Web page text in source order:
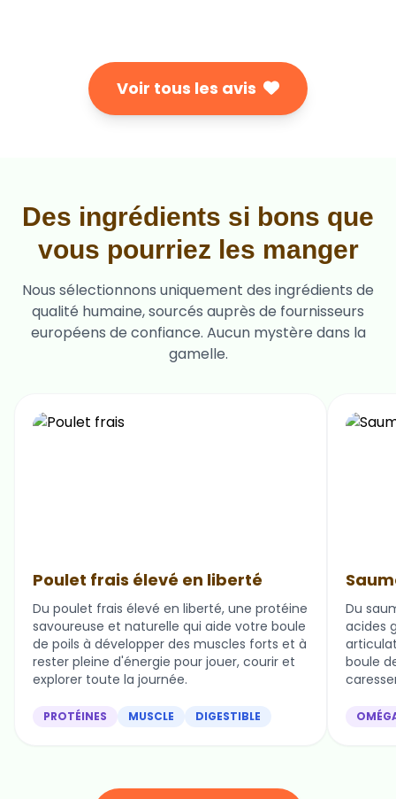
Voir tous les avis
Des ingrédients si bons que
vous pourriez les manger
Nous sélectionnons uniquement des ingrédients de
qualité humaine, sourcés auprès de fournisseurs
européens de confiance. Aucun mystère dans la
gamelle.
Poulet frais élevé en liberté
Du poulet frais élevé en liberté, une protéine
savoureuse et naturelle qui aide votre boule
de poils à développer des muscles forts et à
rester pleine d'énergie pour jouer, courir et
explorer toute la journée.
PROTÉINES MUSCLE DIGESTIBLE
Du
acides
boule